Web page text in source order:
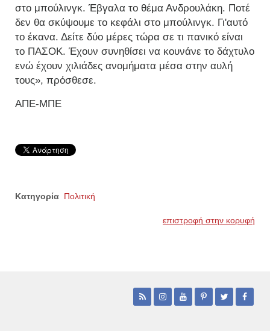
στο μπούλινγκ. Έβγαλα το θέμα Ανδρουλάκη. Ποτέ
δεν θα σκύψουμε το κεφάλι στο μπούλινγκ. Γι'αυτό
το έκανα. Δείτε δύο μέρες τώρα σε τι πανικό είναι
το ΠΑΣΟΚ. Έχουν συνηθίσει να κουνάνε το δάχτυλο
ενώ έχουν χιλιάδες ανομήματα μέσα στην αυλή
τους», πρόσθεσε.
ΑΠΕ-ΜΠΕ
Κατηγορία Πολιτική
επιστροφή στην κορυφή